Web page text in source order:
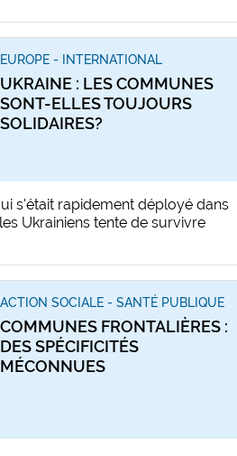
EUROPE - INTERNATIONAL
UKRAINE : LES COMMUNES
SONT-ELLES TOUJOURS
SOLIDAIRES?
s'était rapidement déployé dans
Ukrainiens tente de survivre
ACTION SOCIALE - SANTÉ PUBLIQUE
COMMUNES FRONTALIÈRES :
DES SPÉCIFICITÉS
MÉCONNUES